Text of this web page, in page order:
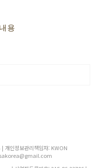
내용
개인정보관리책임자: KWON